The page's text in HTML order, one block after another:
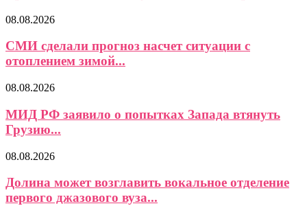
08.08.2026
СМИ сделали прогноз насчет ситуации с
отоплением зимой...
08.08.2026
МИД РФ заявило о попытках Запада втянуть
Грузию...
08.08.2026
Долина может возглавить вокальное отделение
первого джазового вуза...